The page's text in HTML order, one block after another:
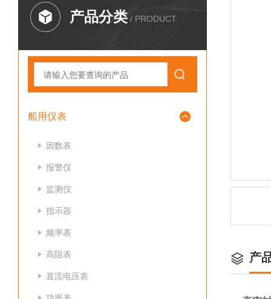
产品分类 / PRODUCT
船用仪表
因数表
报警仪
监测仪
指示器
频率表
高阻表
直流电压表
产